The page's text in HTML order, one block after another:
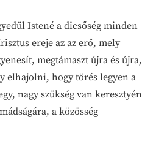
Istené a dicsőség minden
ereje az az erő, mely
megtámaszt újra és újra,
elhajolni, hogy törés legyen a
nagy szükség van keresztyén
a közösség